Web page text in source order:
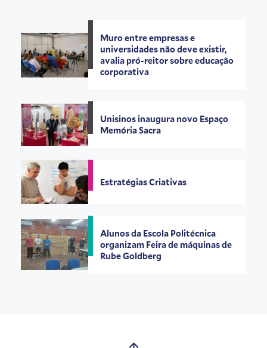
Muro entre empresas e
universidades não deve existir,
avalia pró-reitor sobre educação
corporativa
Unisinos inaugura novo Espaço
Memória Sacra
Estratégias Criativas
Alunos da Escola Politécnica
organizam Feira de máquinas de
Rube Goldberg